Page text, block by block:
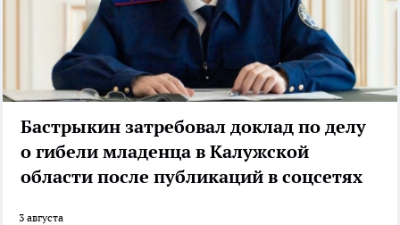
Бастрыкин затребовал доклад по делу
о гибели младенца в Калужской
области после публикаций в соцсетях
3 августа